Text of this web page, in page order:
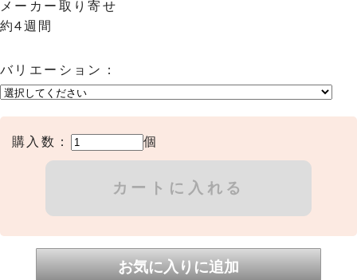
メーカー取り寄せ
約4週間
バリエーション：
購入数： 個